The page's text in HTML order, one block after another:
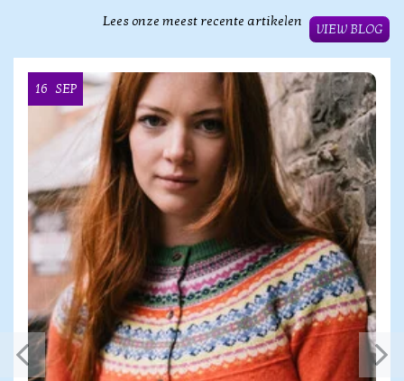
Lees onze meest recente artikelen
VIEW BLOG
16 SEP